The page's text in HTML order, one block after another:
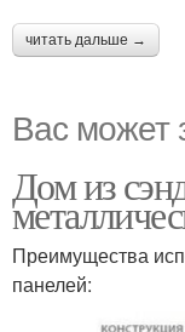
читать дальше →
Вас может
Дом из
Преимущества
панелей: